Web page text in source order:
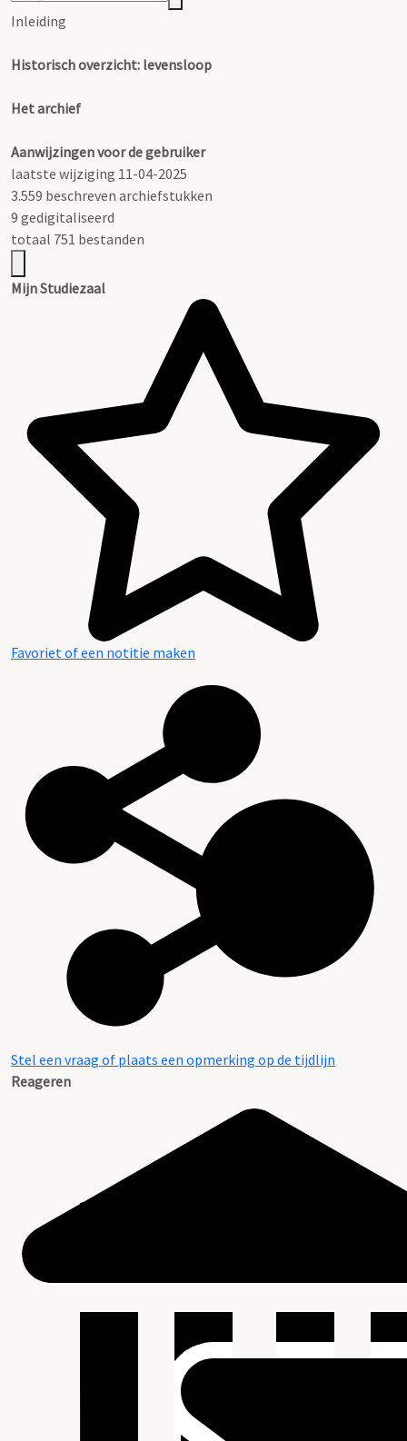
Inleiding
Historisch overzicht: levensloop
Het archief
Aanwijzingen voor de gebruiker
laatste wijziging 11-04-2025
3.559 beschreven archiefstukken
9 gedigitaliseerd
totaal 751 bestanden
Mijn Studiezaal
Favoriet of een notitie maken
Stel een vraag of plaats een opmerking op de tijdlijn
Reageren